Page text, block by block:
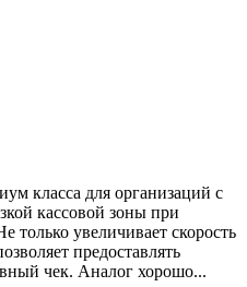
класса для организаций с
кассовой зоны при
только увеличивает скорость
предоставлять
чек. Аналог хорошо...